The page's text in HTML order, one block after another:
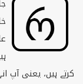
کرتے ہیں، یعنی آپ